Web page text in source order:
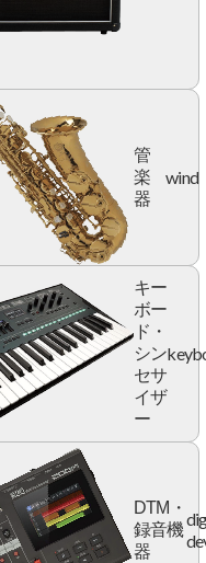
管
楽
器
wind
キー
ボー
ド・
シン
セサ
イザ
ー
DTM・
録音機
器